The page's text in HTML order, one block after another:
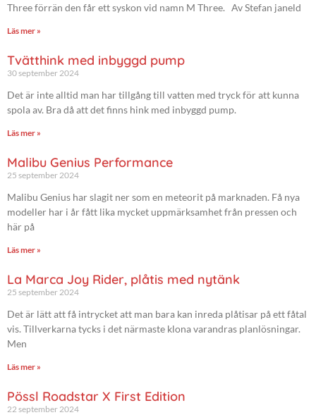
Three förrän den får ett syskon vid namn M Three. Av Stefan janeld
Läs mer »
Tvätthink med inbyggd pump
30 september 2024
Det är inte alltid man har tillgång till vatten med tryck för att kunna
spola av. Bra då att det finns hink med inbyggd pump.
Läs mer »
Malibu Genius Performance
25 september 2024
Malibu Genius har slagit ner som en meteorit på marknaden. Få nya
modeller har i år fått lika mycket uppmärksamhet från pressen och
här på
Läs mer »
La Marca Joy Rider, plåtis med nytänk
25 september 2024
Det är lätt att få intrycket att man bara kan inreda plåtisar på ett fåtal
vis. Tillverkarna tycks i det närmaste klona varandras planlösningar.
Men
Läs mer »
Pössl Roadstar X First Edition
22 september 2024